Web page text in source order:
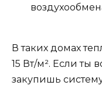
В таких домах
15 Вт/м². Если ты
закупишь